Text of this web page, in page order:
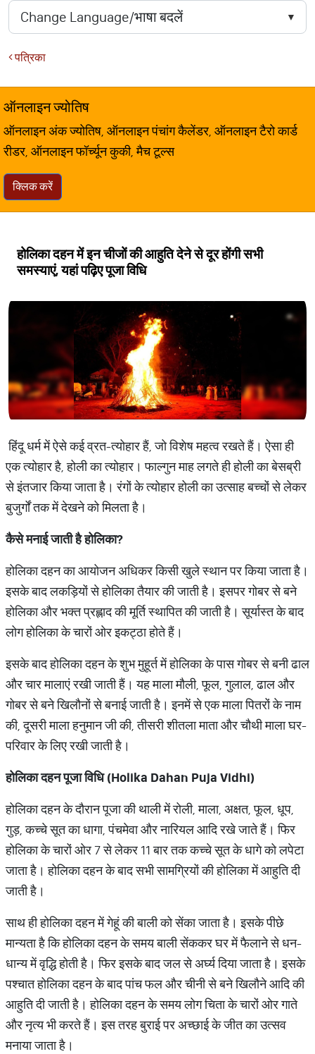
पत्रिका
ऑनलाइन ज्योतिष
ऑनलाइन अंक ज्योतिष, ऑनलाइन पंचांग कैलेंडर, ऑनलाइन टैरो कार्ड
रीडर, ऑनलाइन फॉर्च्यून कुकी, मैच टूल्स
क्लिक करें
होलिका दहन में इन चीजों की आहुति देने से दूर होंगी सभी
समस्याएं, यहां पढ़िए पूजा विधि
हिंदू धर्म में ऐसे कई व्रत-त्योहार हैं, जो विशेष महत्व रखते हैं। ऐसा ही
एक त्योहार है, होली का त्योहार। फाल्गुन माह लगते ही होली का बेसब्री
से इंतजार किया जाता है। रंगों के त्योहार होली का उत्साह बच्चों से लेकर
बुजुर्गों तक में देखने को मिलता है।
कैसे मनाई जाती है होलिका?
होलिका दहन का आयोजन अधिकर किसी खुले स्थान पर किया जाता है।
इसके बाद लकड़ियों से होलिका तैयार की जाती है। इसपर गोबर से बने
होलिका और भक्त प्रह्लाद की मूर्ति स्थापित की जाती है। सूर्यास्त के बाद
लोग होलिका के चारों ओर इकट्ठा होते हैं।
इसके बाद होलिका दहन के शुभ मुहूर्त में होलिका के पास गोबर से बनी ढाल
और चार मालाएं रखी जाती हैं। यह माला मौली, फूल, गुलाल, ढाल और
गोबर से बने खिलौनों से बनाई जाती है। इनमें से एक माला पितरों के नाम
की, दूसरी माला हनुमान जी की, तीसरी शीतला माता और चौथी माला घर-
परिवार के लिए रखी जाती है।
होलिका दहन पूजा विधि (Holika Dahan Puja Vidhi)
होलिका दहन के दौरान पूजा की थाली में रोली, माला, अक्षत, फूल, धूप,
गुड़, कच्चे सूत का धागा, पंचमेवा और नारियल आदि रखे जाते हैं। फिर
होलिका के चारों ओर 7 से लेकर 11 बार तक कच्चे सूत के धागे को लपेटा
जाता है। होलिका दहन के बाद सभी सामग्रियों की होलिका में आहुति दी
जाती है।
साथ ही होलिका दहन में गेहूं की बाली को सेंका जाता है। इसके पीछे
मान्यता है कि होलिका दहन के समय बाली सेंककर घर में फैलाने से धन-
धान्य में वृद्धि होती है। फिर इसके बाद जल से अर्घ्य दिया जाता है। इसके
पश्चात होलिका दहन के बाद पांच फल और चीनी से बने खिलौने आदि की
आहुति दी जाती है। होलिका दहन के समय लोग चिता के चारों ओर गाते
और नृत्य भी करते हैं। इस तरह बुराई पर अच्छाई के जीत का उत्सव
मनाया जाता है।